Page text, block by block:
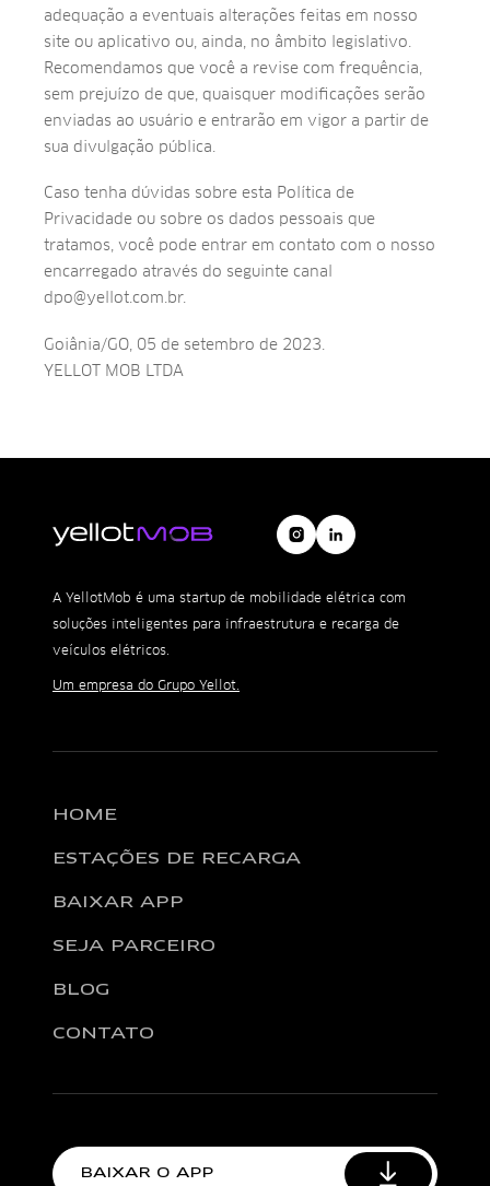
adequação a eventuais alterações feitas em nosso
site ou aplicativo ou, ainda, no âmbito legislativo.
Recomendamos que você a revise com frequência,
sem prejuízo de que, quaisquer modificações serão
enviadas ao usuário e entrarão em vigor a partir de
sua divulgação pública.
Caso tenha dúvidas sobre esta Política de
Privacidade ou sobre os dados pessoais que
tratamos, você pode entrar em contato com o nosso
encarregado através do seguinte canal
dpo@yellot.com.br.
Goiânia/GO, 05 de setembro de 2023.
YELLOT MOB LTDA
A YellotMob é uma startup de mobilidade elétrica com
soluções inteligentes para infraestrutura e recarga de
veículos elétricos.
Um empresa do Grupo Yellot.
HOME
ESTAÇÕES DE RECARGA
BAIXAR APP
SEJA PARCEIRO
BLOG
CONTATO
BAIXAR O APP